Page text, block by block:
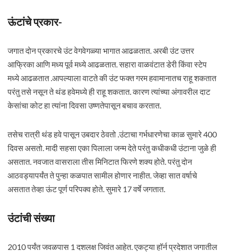
ऊंटांचे प्रकार-
जगात दोन प्रकारचे उंट वेगवेगळ्या भागात आढळतात. अरबी उंट उत्तर
आफ्रिका आणि मध्य पूर्व मध्ये आढळतात. सहारा वाळवंटात डेरी किंवा स्टेप
मध्ये आढळतात .आपल्याला वाटते की उंट फक्त गरम हवामानातच राहू शकतात
परंतु तसे नसून ते थंड हवेमध्ये ही राहू शकतात. कारण त्यांच्या अंगावरील दाट
केसांचा कोट हा त्यांना दिवसा उष्णतेपासून बचाव करतात.
तसेच रात्री थंड हवे पासून उबदार ठेवतो .उंटाचा गर्भधारणेचा काळ सुमारे 400
दिवस असतो. मादी सहसा एका पिलाला जन्म देते परंतु कधीकधी उंटाना जुळे ही
असतात. नवजात वासराला तीस मिनिटात फिरणे शक्य होते. परंतु दोन
आठवड्यापर्यंत ते पुन्हा कळपात सामील होणार नाहीत. जेव्हा सात वर्षाचे
असतात तेव्हा ऊंट पूर्ण परिपक्व होते. सुमारे 17 वर्षे जगतात.
उंटांची संख्या
2010 पर्यंत जवळपास 1 दशलक्ष जिवंत आहेत. एकट्या हॉर्न प्रदेशात जगातील